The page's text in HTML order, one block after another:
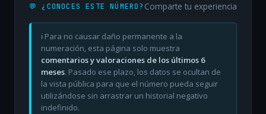
💬 ¿CONOCES ESTE NÚMERO? Comparte tu experiencia
ℹ️ Para no causar daño permanente a la
numeración, esta página solo muestra
comentarios y valoraciones de los últimos 6
meses. Pasado ese plazo, los datos se ocultan de
la vista pública para que el número pueda seguir
utilizándose sin arrastrar un historial negativo
indefinido.